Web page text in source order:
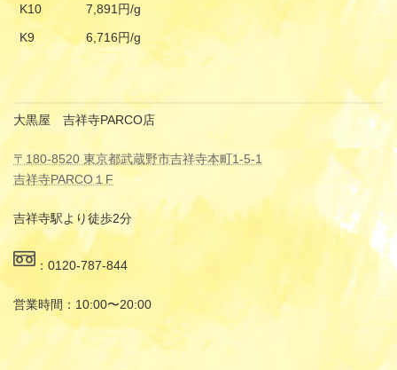
K10
7,891円/g
K9
6,716円/g
大黒屋 吉祥寺PARCO店
〒180-8520 東京都武蔵野市吉祥寺本町1-5-1
吉祥寺PARCO１F
吉祥寺駅より徒歩2分
：0120-787-844
営業時間：10:00〜20:00